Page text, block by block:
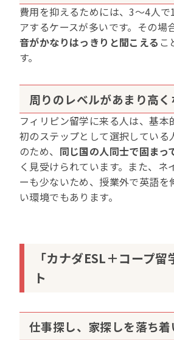
費用を抑えるためには、3〜4人で
アするケースが多いです。その場合
音がかなりはっきりと聞こえる こ
す。
周りのレベルがあまり高く
フィリピン留学に来る人は、基本
初のステップとして選択している
のため、 同じ国の人同士で固まっ
く見受けられています。また、ネ
ーも少ないため、授業外で英語を
い環境でもあります。
「カナダESL＋コープ留
ト
仕事探し、家探しを落ち着